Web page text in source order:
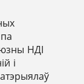
НДІ
і